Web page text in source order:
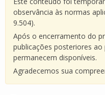
observância às normas
9.504).
Após o encerramento do
publicações posteriores
permanecem disponíveis.
Agradecemos sua